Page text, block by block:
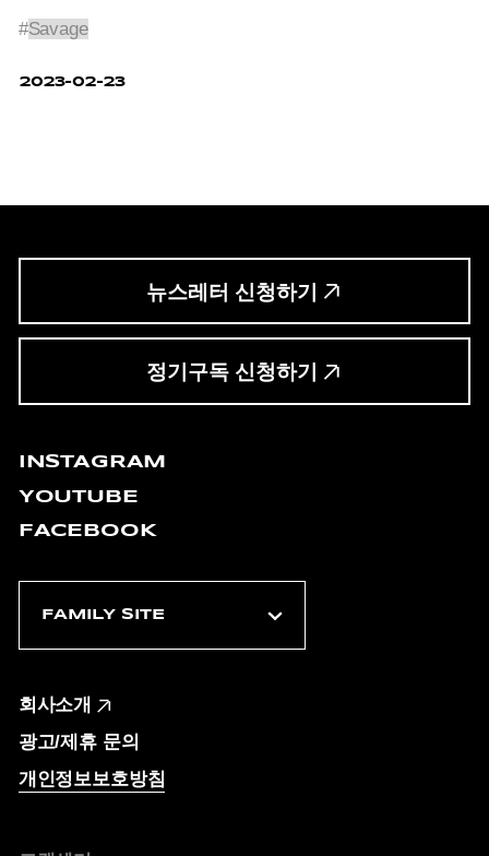
#Savage
2023-02-23
뉴스레터 신청하기
정기구독 신청하기
INSTAGRAM
YOUTUBE
FACEBOOK
회사소개
광고/제휴 문의
개인정보보호방침